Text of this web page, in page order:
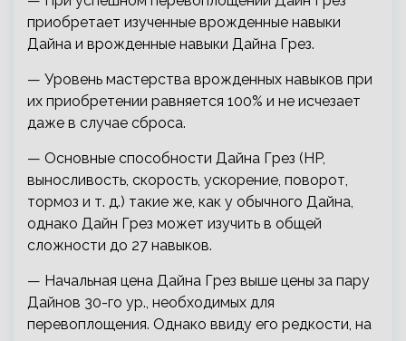
приобретает изученные врожденные навыки
Дайна и врожденные навыки Дайна Грез.
— Уровень мастерства врожденных навыков при
их приобретении равняется 100% и не исчезает
даже в случае сброса.
— Основные способности Дайна Грез (HP,
выносливость, скорость, ускорение, поворот,
тормоз и т. д.) такие же, как у обычного Дайна,
однако Дайн Грез может изучить в общей
сложности до 27 навыков.
— Начальная цена Дайна Грез выше цены за пару
Дайнов 30-го ур., необходимых для
перевоплощения. Однако ввиду его редкости, на